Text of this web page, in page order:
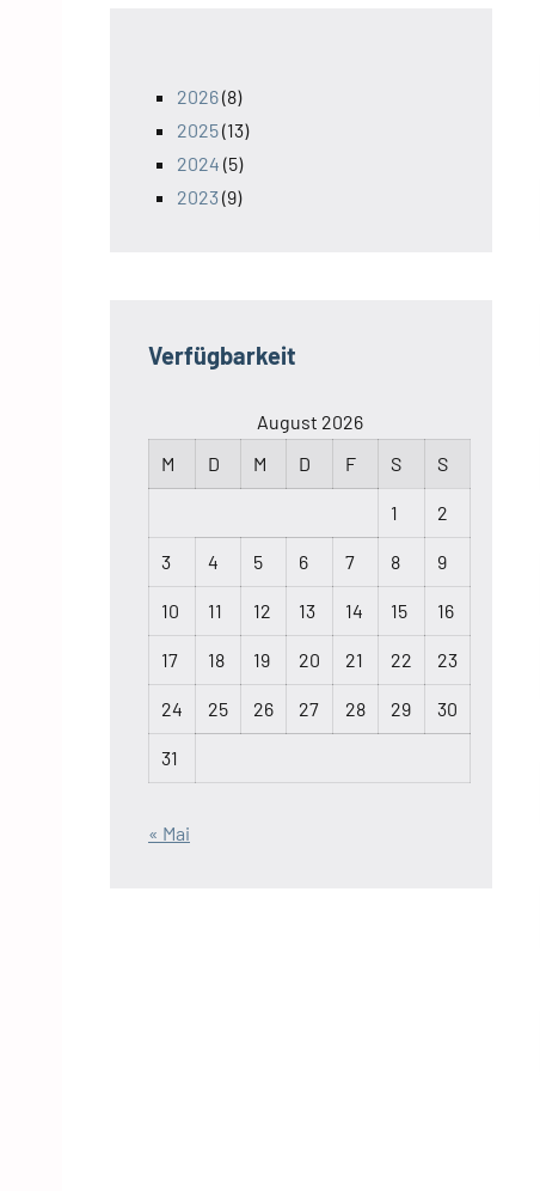
2026(8)
2025(13)
2024 (5)
2023(9)
Verfügbarkeit
August 2026
M
D M D F S S
1 2
3 4 5 6 7 8 9
10 11 12 13 14 15 16
17 18 19 20 21 22 23
24 25 26 27 28 29 30
31
« Mai